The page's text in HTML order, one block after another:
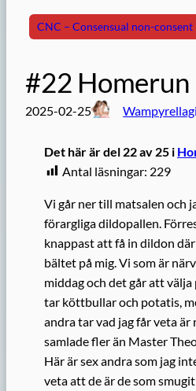
CNC – Consensual non-consent
#22 Homerun
2025-02-25
Det här är del 22 av 25 i
Antal läsningar: 229
Vi går ner till matsalen och
förargliga dildopallen.
knappast att få in dildon
bältet på mig. Vi som är
middag och det går att välja
tar köttbullar och potatis,
andra tar vad jag får veta är
samlade fler än Master
Här är sex andra som jag
veta att de är de som